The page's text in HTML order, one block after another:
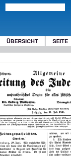
ÜBERSICHT SEITE